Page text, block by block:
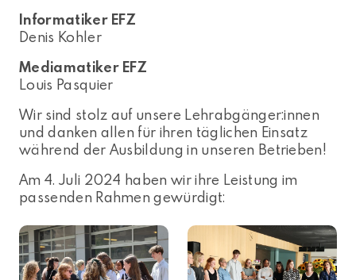
Informatiker EFZ
Denis Kohler
Mediamatiker EFZ
Louis Pasquier
Wir sind stolz auf unsere Lehrabgänger:innen
und danken allen für ihren täglichen Einsatz
während der Ausbildung in unseren Betrieben!
Am 4. Juli 2024 haben wir ihre Leistung im
passenden Rahmen gewürdigt: